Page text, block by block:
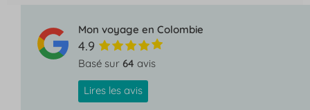
Mon voyage en Colombie
4.9
Basé sur 64 avis
Lires les avis